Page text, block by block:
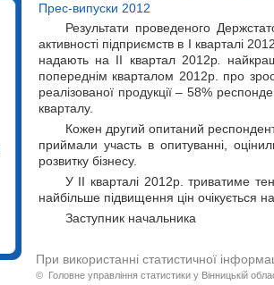
Прес-випуски 2012
Результати проведеного
активності підприємств в I кварталі
надають на II квартал 2012р.
попереднім кварталом 2012р. про
реалізованої продукції – 58%
кварталу.
Кожен другий опитаний респондент
приймали участь в опитуванні,
розвитку бізнесу.
У II кварталі 2012р. триватиме
найбільше підвищення цін очікується
Заступник
При використанні статистичної
© Головне управління статистики у Вінницькій